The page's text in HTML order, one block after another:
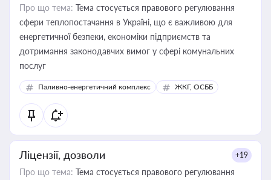
Про що тема: Тема стосується правового регулювання
сфери теплопостачання в Україні, що є важливою для
енергетичної безпеки, економіки підприємств та
дотримання законодавчих вимог у сфері комунальних
послуг
Паливно-енергетичний комплекс ЖКГ, ОСББ
Ліцензії, дозволи +19
Про що тема: Тема стосується правового регулювання